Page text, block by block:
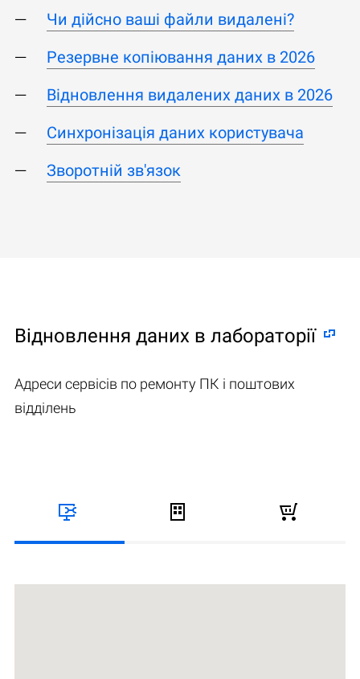
Чи дійсно ваші файли видалені?
Резервне копіювання даних в 2026
Відновлення видалених даних в 2026
Синхронізація даних користувача
Зворотній зв'язок
Відновлення даних в лабораторії
Адреси сервісів по ремонту ПК і поштових
відділень